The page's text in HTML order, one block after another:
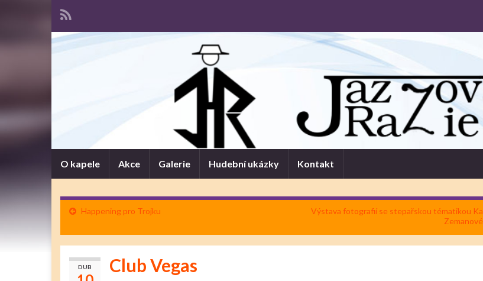
O kapele Akce Galerie Hudební ukázky Kontakt
Happening pro Trojku
Výstava fotografií se stepařskou tématikou
Zemanové
DUB Club Vegas